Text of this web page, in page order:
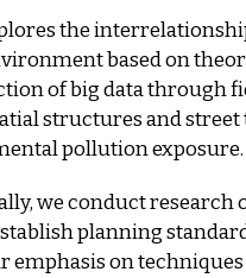
the
based on
of big data through
structures and street
pollution exposure.
we conduct research
planning
emphasis on